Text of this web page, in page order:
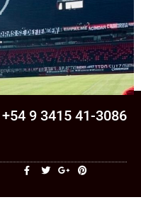
ley clave para
Fe: ¿qué
+54 9 3415 41-3086